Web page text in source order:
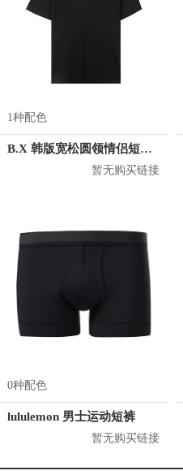
1种配色
B.X 韩版宽松圆领情侣短袖T恤 男女同款 T-6202-002001
暂无购买链接
0种配色
lululemon 男士运动短裤
暂无购买链接